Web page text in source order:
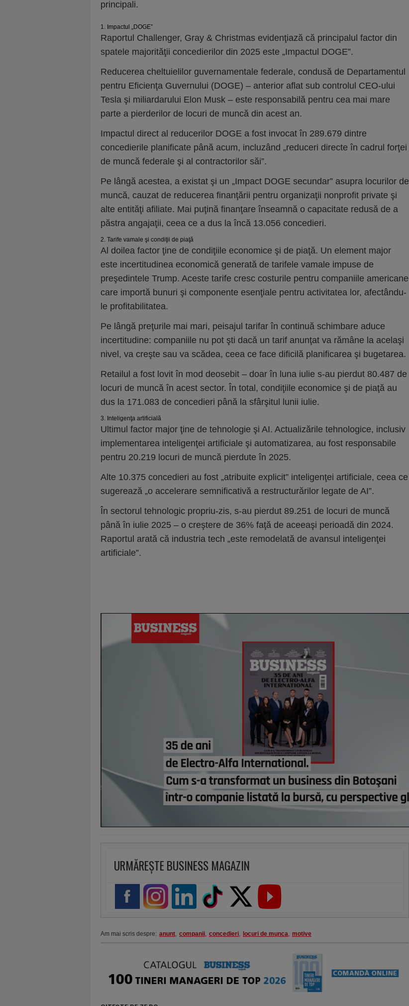
principali.
1. Impactul „DOGE”
Raportul Challenger, Gray & Christmas evidenţiază că principalul factor din
spatele majorităţii concedierilor din 2025 este „Impactul DOGE”.
Reducerea cheltuielilor guvernamentale federale, condusă de Departamentul
pentru Eficienţa Guvernului (DOGE) – anterior aflat sub controlul CEO-ului
Tesla şi miliardarului Elon Musk – este responsabilă pentru cea mai mare
parte a pierderilor de locuri de muncă din acest an.
Impactul direct al reducerilor DOGE a fost invocat în 289.679 dintre
concedierile planificate până acum, incluzând „reduceri directe în cadrul forţei
de muncă federale şi al contractorilor săi”.
Pe lângă acestea, a existat şi un „Impact DOGE secundar” asupra locurilor de
muncă, cauzat de reducerea finanţării pentru organizaţii nonprofit private şi
alte entităţi afiliate. Mai puţină finanţare înseamnă o capacitate redusă de a
păstra angajaţii, ceea ce a dus la încă 13.056 concedieri.
2. Tarife vamale şi condiţii de piaţă
Al doilea factor ţine de condiţiile economice şi de piaţă. Un element major
este incertitudinea economică generată de tarifele vamale impuse de
preşedintele Trump. Aceste tarife cresc costurile pentru companiile americane
care importă bunuri şi componente esenţiale pentru activitatea lor, afectându-
le profitabilitatea.
Pe lângă preţurile mai mari, peisajul tarifar în continuă schimbare aduce
incertitudine: companiile nu pot şti dacă un tarif anunţat va rămâne la acelaşi
nivel, va creşte sau va scădea, ceea ce face dificilă planificarea şi bugetarea.
Retailul a fost lovit în mod deosebit – doar în luna iulie s-au pierdut 80.487 de
locuri de muncă în acest sector. În total, condiţiile economice şi de piaţă au
dus la 171.083 de concedieri până la sfârşitul lunii iulie.
3. Inteligenţa artificială
Ultimul factor major ţine de tehnologie şi AI. Actualizările tehnologice, inclusiv
implementarea inteligenţei artificiale şi automatizarea, au fost responsabile
pentru 20.219 locuri de muncă pierdute în 2025.
Alte 10.375 concedieri au fost „atribuite explicit” inteligenţei artificiale, ceea ce
sugerează „o accelerare semnificativă a restructurărilor legate de AI”.
În sectorul tehnologic propriu-zis, s-au pierdut 89.251 de locuri de muncă
până în iulie 2025 – o creştere de 36% faţă de aceeaşi perioadă din 2024.
Raportul arată că industria tech „este remodelată de avansul inteligenţei
artificiale”.
URMĂREȘTE BUSINESS MAGAZIN
Am mai scris despre: anunt, companii, concedieri, locuri de munca, motive